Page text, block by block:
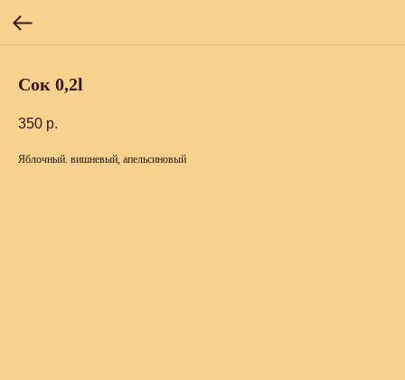
Сок 0,2l
350 р.
Яблочный. вишневый, апельсиновый